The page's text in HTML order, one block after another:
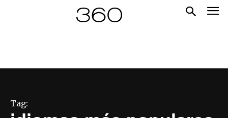
Tag: